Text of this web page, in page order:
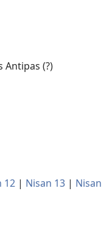
Antipas (?)
12 | Nisan 13 | Nisan